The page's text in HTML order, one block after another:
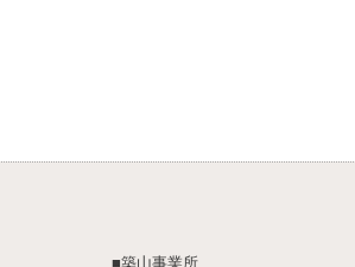
■築山事業所